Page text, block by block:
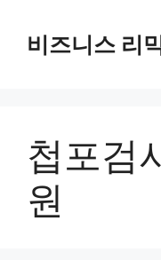
비즈니스 리
첩포검
원